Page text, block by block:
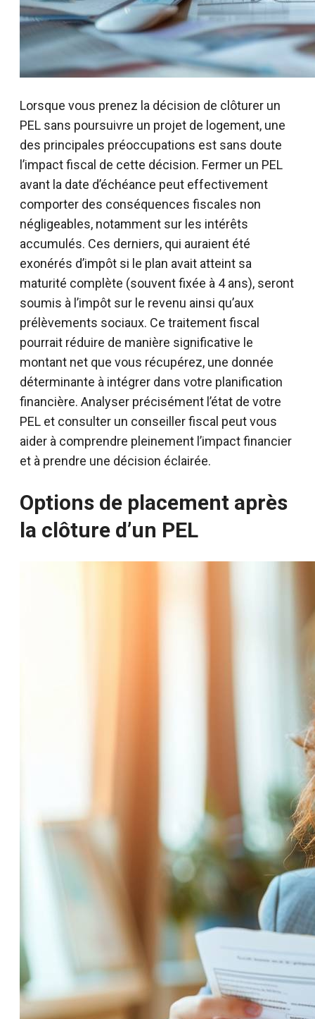
Lorsque vous prenez la décision de clôturer un
PEL sans poursuivre un projet de logement, une
des principales préoccupations est sans doute
l’impact fiscal de cette décision. Fermer un PEL
avant la date d’échéance peut effectivement
comporter des conséquences fiscales non
négligeables, notamment sur les intérêts
accumulés. Ces derniers, qui auraient été
exonérés d’impôt si le plan avait atteint sa
maturité complète (souvent fixée à 4 ans), seront
soumis à l’impôt sur le revenu ainsi qu’aux
prélèvements sociaux. Ce traitement fiscal
pourrait réduire de manière significative le
montant net que vous récupérez, une donnée
déterminante à intégrer dans votre planification
financière. Analyser précisément l’état de votre
PEL et consulter un conseiller fiscal peut vous
aider à comprendre pleinement l’impact financier
et à prendre une décision éclairée.
Options de placement après
la clôture d’un PEL